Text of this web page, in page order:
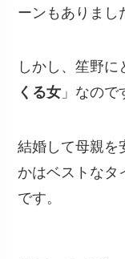
ーンもありまし
しかし、笙野
くる女 」なので
結婚して母親を
かはベストなタ
です。